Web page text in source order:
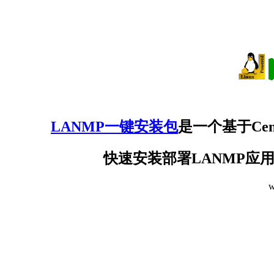
LANMP一键安装包是一个基于
快速安装部署LANMP应